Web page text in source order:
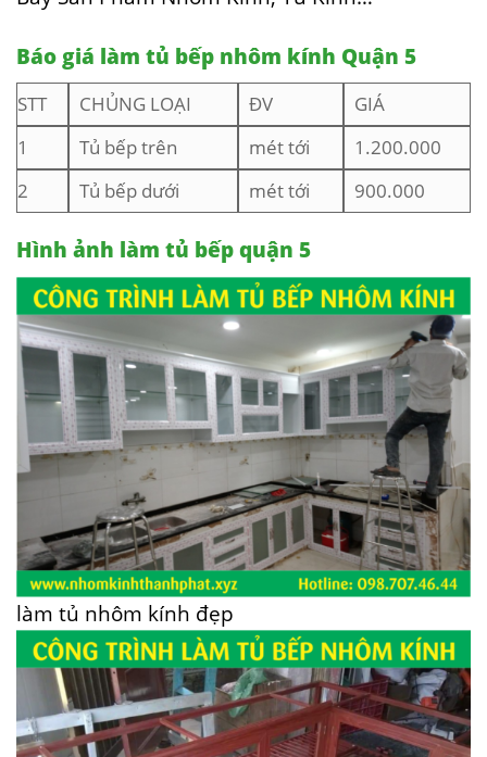
Báo giá làm tủ bếp nhôm kính Quận 5
STT CHỦNG LOẠI ĐV
GIÁ
1
Tủ bếp trên mét tới
1.200.000
2
Tủ bếp dưới mét tới 900.000
Hình ảnh làm tủ bếp quận 5
làm tủ nhôm kính đẹp